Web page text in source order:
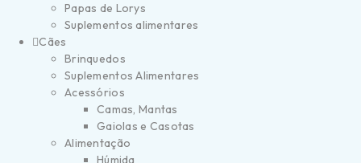
Papas de Lorys
Suplementos alimentares
Cães
Brinquedos
Suplementos Alimentares
Acessórios
Camas, Mantas
Gaiolas e Casotas
Alimentação
Húmida